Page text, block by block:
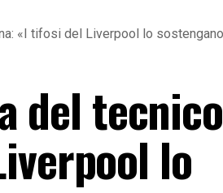
«I tifosi del Liverpool lo
del tecnico
lo